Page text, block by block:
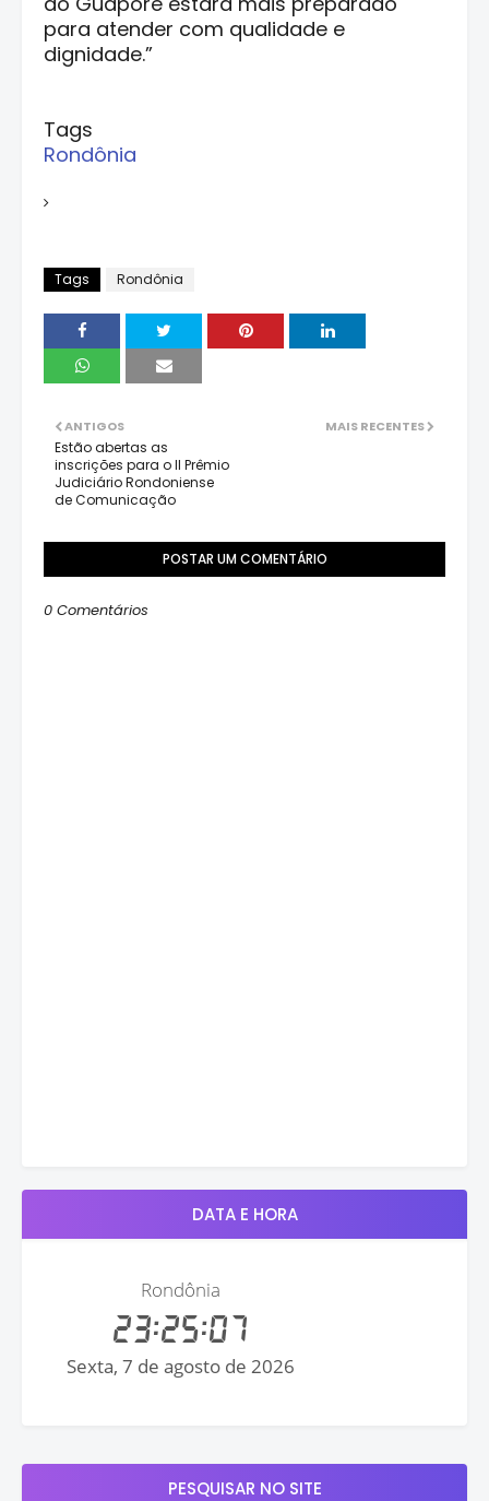
para atender com qualidade e
dignidade.”
Tags
Rondônia
Tags Rondônia
MAIS RECENTES
ANTIGOS
Estão abertas as
inscrições para o II Prêmio
Judiciário Rondoniense
de Comunicação
POSTAR UM COMENTÁRIO
0 Comentários
DATA E HORA
PESQUISAR NO SITE